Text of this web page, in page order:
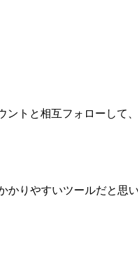
トと相互フォローして
りやすいツールだと思い